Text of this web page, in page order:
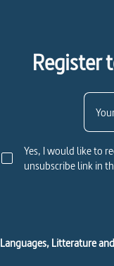
Register
Yes, I would like to
unsubscribe link in
Languages, Litterature